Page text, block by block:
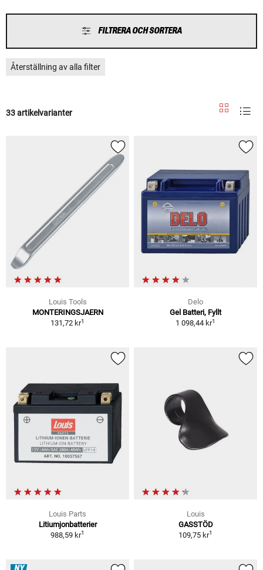
FILTRERA OCH SORTERA
Återställning av alla filter
33 artikelvarianter
Louis Tools
MONTERINGSJAERN
131,72 kr1
Delo
Gel Batteri, Fyllt
1 098,44 kr1
Louis Parts
Litiumjonbatterier
988,59 kr1
Louis
GASSTÖD
109,75 kr1